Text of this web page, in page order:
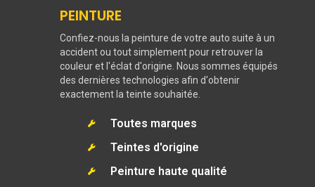
PEINTURE
Confiez-nous la peinture de votre auto suite à un
accident ou tout simplement pour retrouver la
couleur et l'éclat d'origine. Nous sommes équipés
des dernières technologies afin d'obtenir
exactement la teinte souhaitée.
Toutes marques
Teintes d'origine
Peinture haute qualité